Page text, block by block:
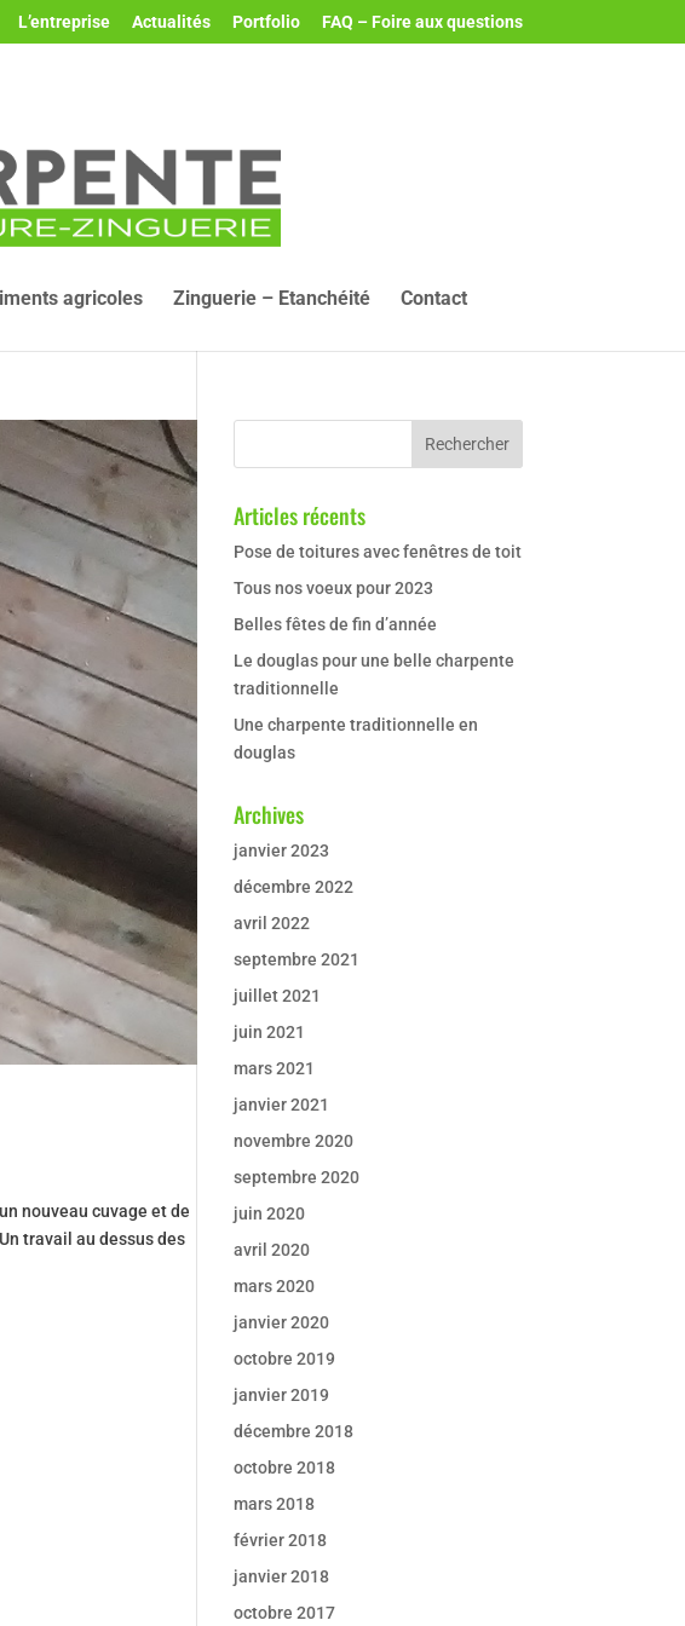
L’entreprise Actualités Portfolio FAQ – Foire aux questions
agricoles Zinguerie – Etanchéité Contact
nouveau cuvage et de
travail au dessus des
Articles récents
Pose de toitures avec fenêtres de toit
Tous nos voeux pour 2023
Belles fêtes de fin d’année
Le douglas pour une belle charpente
traditionnelle
Une charpente traditionnelle en
douglas
Archives
janvier 2023
décembre 2022
avril 2022
septembre 2021
juillet 2021
juin 2021
mars 2021
janvier 2021
novembre 2020
septembre 2020
juin 2020
avril 2020
mars 2020
janvier 2020
octobre 2019
janvier 2019
décembre 2018
octobre 2018
mars 2018
février 2018
janvier 2018
octobre 2017